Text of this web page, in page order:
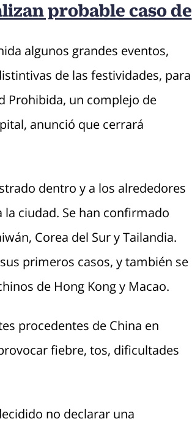
probable caso de
algunos grandes eventos,
de las festividades, para
Prohibida, un complejo de
anunció que cerrará
dentro y a los alrededores
ciudad. Se han confirmado
Corea del Sur y Tailandia.
primeros casos, y también se
de Hong Kong y Macao.
procedentes de China en
fiebre, tos, dificultades
no declarar una